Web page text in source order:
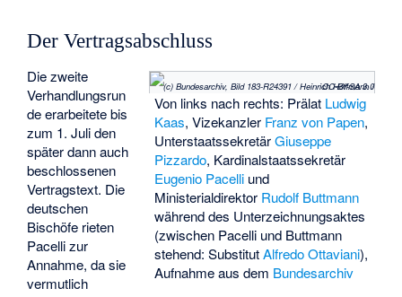
Der Vertragsabschluss
(c) Bundesarchiv, Bild 183-R24391 / Heinrich Hoffmann / CC-BY-SA 3.0
Von links nach rechts: Prälat Ludwig
Kaas, Vizekanzler Franz von Papen,
UnterstaatssekretärGiuseppe
Pizzardo, Kardinalstaatssekretär
Eugenio Pacelliund
Ministerialdirektor Rudolf Buttmann
während des Unterzeichnungsaktes
(zwischen Pacelli und Buttmann
stehend: SubstitutAlfredo Ottaviani),
Aufnahme aus dem Bundesarchiv
Die zweite
Verhandlungsrun
de erarbeitete bis
zum 1. Juli den
später dann auch
beschlossenen
Vertragstext. Die
deutschen
Bischöfe rieten
Pacelli zur
Annahme, da sie
vermutlich